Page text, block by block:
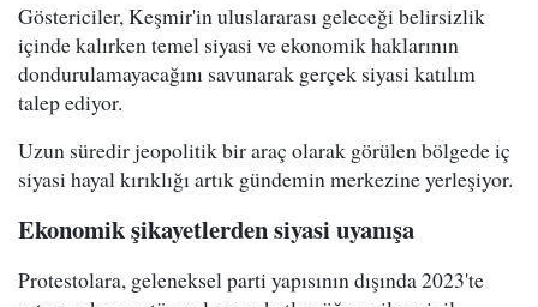
Göstericiler, Keşmir'in uluslararası geleceği belirsizlik
içinde kalırken temel siyasi ve ekonomik haklarının
dondurulamayacağını savunarak gerçek siyasi katılım
talep ediyor.
Uzun süredir jeopolitik bir araç olarak görülen bölgede iç
siyasi hayal kırıklığı artık gündemin merkezine yerleşiyor.
Ekonomik şikayetlerden siyasi uyanışa
Protestolara, geleneksel parti yapısının dışında 2023'te